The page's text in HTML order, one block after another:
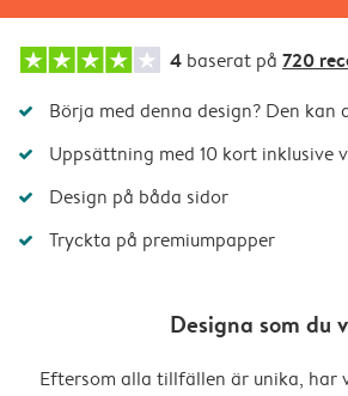
4 baserat på 720
Börja med denna design? Den kan
Uppsättning med 10 kort inklusive
Design på båda sidor
Tryckta på premiumpapper
Designa som du
Eftersom alla tillfällen är unika, har